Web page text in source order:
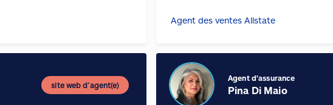
Agent des ventes Allstate
site web d’agent(e)
Agent d'assurance
Pina Di Maio